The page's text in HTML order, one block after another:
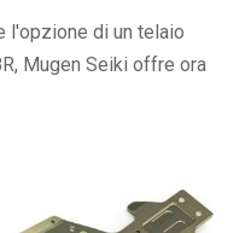
l'opzione di un telaio
Mugen Seiki offre ora